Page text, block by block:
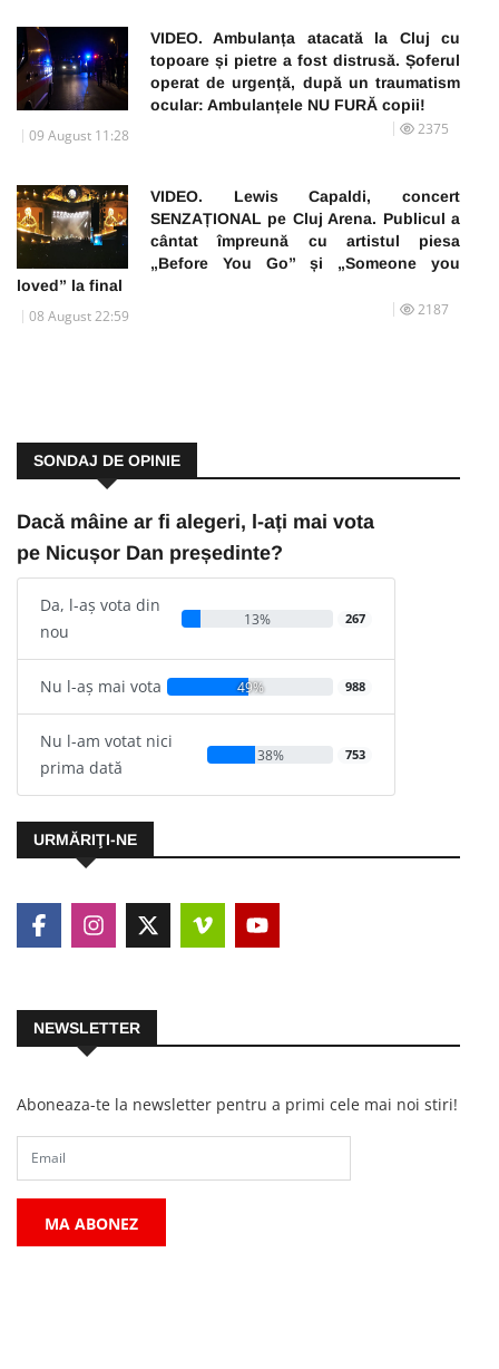
VIDEO. Ambulanța atacată la Cluj cu
topoare și pietre a fost distrusă. Șoferul
operat de urgență, după un traumatism
ocular: Ambulanțele NU FURĂ copii!
09 August 11:28 2375
VIDEO. Lewis Capaldi, concert
SENZAȚIONAL pe Cluj Arena. Publicul a
cântat împreună cu artistul piesa
„Before You Go” și „Someone you
loved” la final
08 August 22:59 2187
SONDAJ DE OPINIE
Dacă mâine ar fi alegeri, l-ați mai vota
pe Nicușor Dan președinte?
Da, l-aș vota din
nou
13% 267
Nu l-aș mai vota 49% 988
Nu l-am votat nici
prima dată
38% 753
URMĂRIŢI-NE
NEWSLETTER
Aboneaza-te la newsletter pentru a primi cele mai noi stiri!
MA ABONEZ